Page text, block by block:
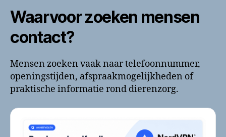
Waarvoor zoeken mensen
contact?
Mensen zoeken vaak naar telefoonnummer,
openingstijden, afspraakmogelijkheden of
praktische informatie rond dierenzorg.